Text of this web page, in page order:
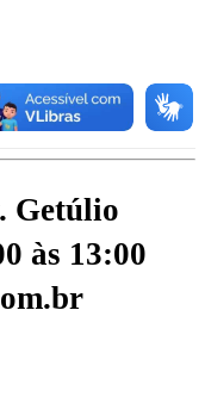
Getúlio
às 13:00